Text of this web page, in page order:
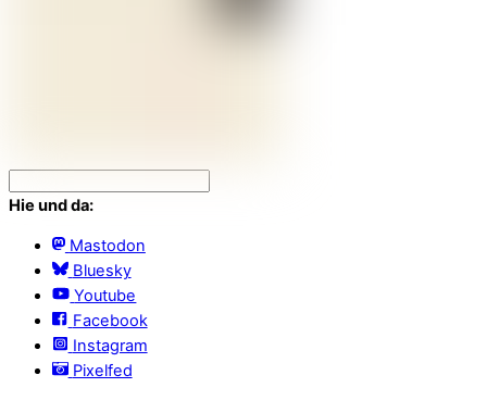
Hie und da:
Mastodon
Bluesky
Youtube
Facebook
Instagram
Pixelfed